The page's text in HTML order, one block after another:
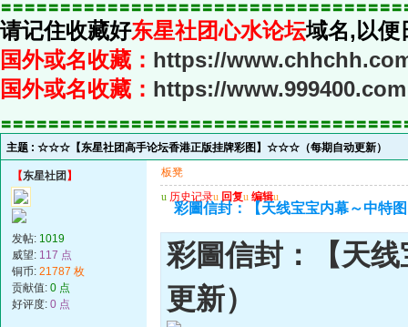
〓〓〓〓〓〓〓〓〓〓〓〓〓〓〓〓〓〓〓〓〓〓〓〓〓〓〓〓〓〓〓〓〓〓
请记住收藏好东星社团心水论坛域名,以便
国外或名收藏： https://
国外或名收藏： https://www.999400.com
〓〓〓〓〓〓〓〓〓〓〓〓〓〓〓〓〓〓〓〓〓〓〓〓〓〓〓〓〓〓〓〓〓〓
主题 : ☆☆☆【东星社团高手论坛香港正版挂牌彩图】☆☆☆（每期自动更新）
【东星社团 】
发帖: 1019
威望: 117 点
铜币: 21787 枚
贡献值: 0 点
好评度: 0 点
板凳
u 历史记录u 回复u 编辑u
彩圖信封：【天线宝宝内幕～中特
彩圖信封：【天
更新）